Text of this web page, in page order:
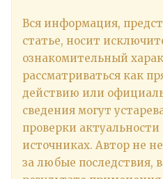
Вся информация,
статье, носит
ознакомительный
рассматриваться как
действию или
сведения могут
проверки
источниках. Автор не
за любые последствия,